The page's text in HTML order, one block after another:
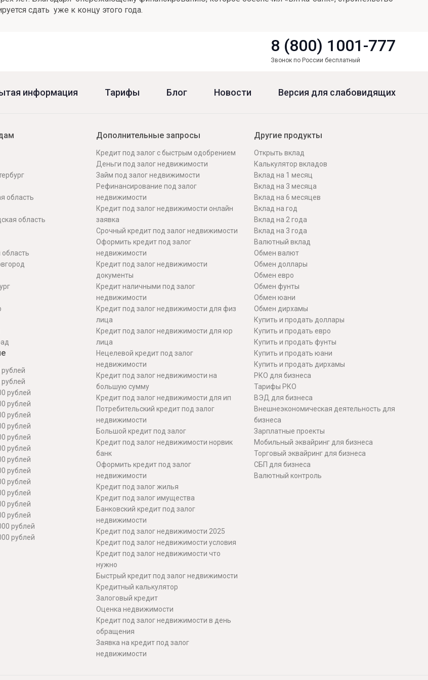
сдать уже к концу этого года.
8 (800) 1001-777
Звонок по России бесплатный
информация Тарифы Блог Новости Версия для слабовидящих
область
область
рублей
рублей
рублей
рублей
рублей
рублей
рублей
рублей
рублей
рублей
рублей
рублей
рублей
рублей
Дополнительные запросы
Кредит под залог с быстрым одобрением
Деньги под залог недвижимости
Займ под залог недвижимости
Рефинансирование под залог
недвижимости
Кредит под залог недвижимости онлайн
заявка
Срочный кредит под залог недвижимости
Оформить кредит под залог
недвижимости
Кредит под залог недвижимости
документы
Кредит наличными под залог
недвижимости
Кредит под залог недвижимости для физ
лица
Кредит под залог недвижимости для юр
лица
Нецелевой кредит под залог
недвижимости
Кредит под залог недвижимости на
большую сумму
Кредит под залог недвижимости для ип
Потребительский кредит под залог
недвижимости
Большой кредит под залог
Кредит под залог недвижимости норвик
банк
Оформить кредит под залог
недвижимости
Кредит под залог жилья
Кредит под залог имущества
Банковский кредит под залог
недвижимости
Кредит под залог недвижимости 2025
Кредит под залог недвижимости условия
Кредит под залог недвижимости что
нужно
Быстрый кредит под залог недвижимости
Кредитный калькулятор
Залоговый кредит
Оценка недвижимости
Кредит под залог недвижимости в день
обращения
Заявка на кредит под залог
недвижимости
Другие продукты
Открыть вклад
Калькулятор вкладов
Вклад на 1 месяц
Вклад на 3 месяца
Вклад на 6 месяцев
Вклад на год
Вклад на 2 года
Вклад на 3 года
Валютный вклад
Обмен валют
Обмен доллары
Обмен евро
Обмен фунты
Обмен юани
Обмен дирхамы
Купить и продать доллары
Купить и продать евро
Купить и продать фунты
Купить и продать юани
Купить и продать дирхамы
РКО для бизнеса
Тарифы РКО
ВЭД для бизнеса
Внешнеэкономическая деятельность для
бизнеса
Зарплатные проекты
Мобильный эквайринг для бизнеса
Торговый эквайринг для бизнеса
СБП для бизнеса
Валютный контроль